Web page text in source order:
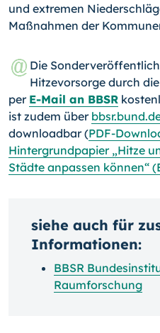
und extremen
Maßnahmen der
Die
Hitzevorsorge durch
per E-Mail an BBSR
ist zu­dem über
downloadbar (PDF-
Hintergrundpapier „Hitze
Städte anpassen können“
siehe auch für
Informationen:
BBSR
Raumforschung